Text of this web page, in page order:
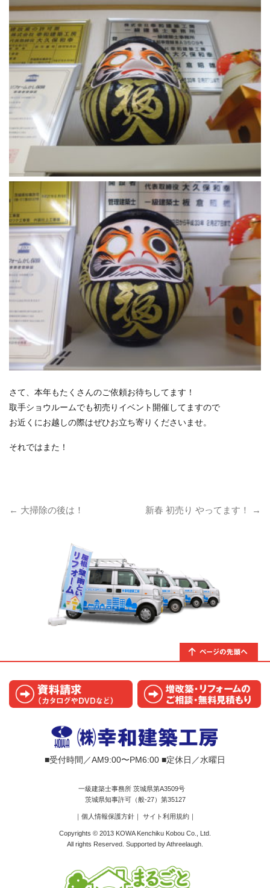
さて、本年もたくさんのご依頼お待ちしてます！
取手ショウルームでも初売りイベント開催してますので
お近くにお越しの際はぜひお立ち寄りくださいませ。
それではまた！
← 大掃除の後は！ 新春 初売り やってます！ →
■受付時間／AM9:00〜PM6:00 ■定休日／水曜日
一級建築士事務所 茨城県第A3509号
茨城県知事許可（般-27）第35127
｜個人情報保護方針｜ サイト利用規約｜
Copyrights © 2013 KOWA Kenchiku Kobou Co., Ltd.
All rights Reserved. Supported byAthreelaugh